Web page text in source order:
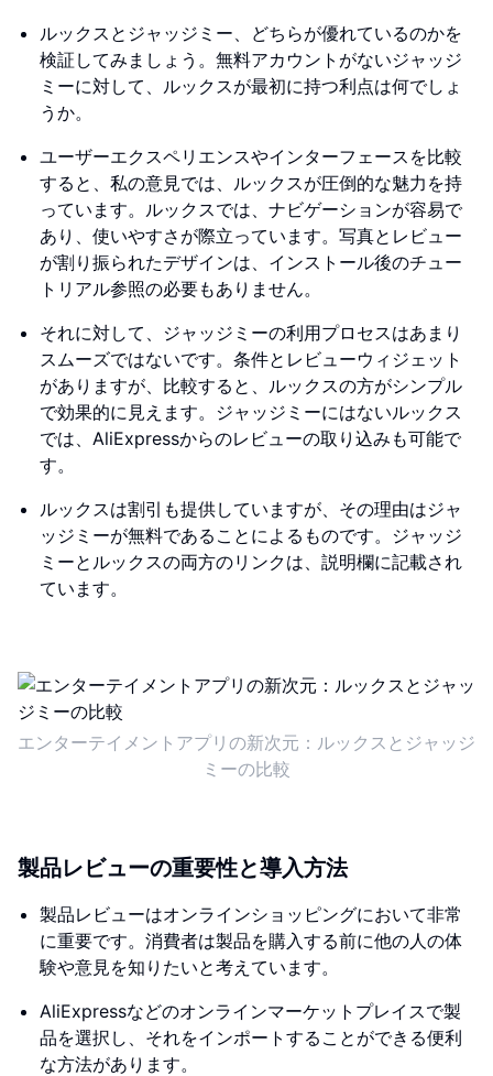
ルックスとジャッジミー、どちらが優れているのかを
検証してみましょう。無料アカウントがないジャッジ
ミーに対して、ルックスが最初に持つ利点は何でしょ
うか。
ユーザーエクスペリエンスやインターフェースを比較
すると、私の意見では、ルックスが圧倒的な魅力を持
っています。ルックスでは、ナビゲーションが容易で
あり、使いやすさが際立っています。写真とレビュー
が割り振られたデザインは、インストール後のチュー
トリアル参照の必要もありません。
それに対して、ジャッジミーの利用プロセスはあまり
スムーズではないです。条件とレビューウィジェット
がありますが、比較すると、ルックスの方がシンプル
で効果的に見えます。ジャッジミーにはないルックス
では、AliExpressからのレビューの取り込みも可能で
す。
ルックスは割引も提供していますが、その理由はジャ
ッジミーが無料であることによるものです。ジャッジ
ミーとルックスの両方のリンクは、説明欄に記載され
ています。
エンターテイメントアプリの新次元：ルックスとジャッジ
ミーの比較
製品レビューの重要性と導入方法
製品レビューはオンラインショッピングにおいて非常
に重要です。消費者は製品を購入する前に他の人の体
験や意見を知りたいと考えています。
AliExpressなどのオンラインマーケットプレイスで製
品を選択し、それをインポートすることができる便利
な方法があります。